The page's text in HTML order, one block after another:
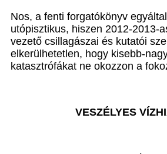
Nos, a fenti forgatókönyv
utópisztikus, hiszen 2012-2013-
vezető csillagászai és kutatói
elkerülhetetlen, hogy kisebb-
katasztrófákat ne okozzon a
VESZÉLYES